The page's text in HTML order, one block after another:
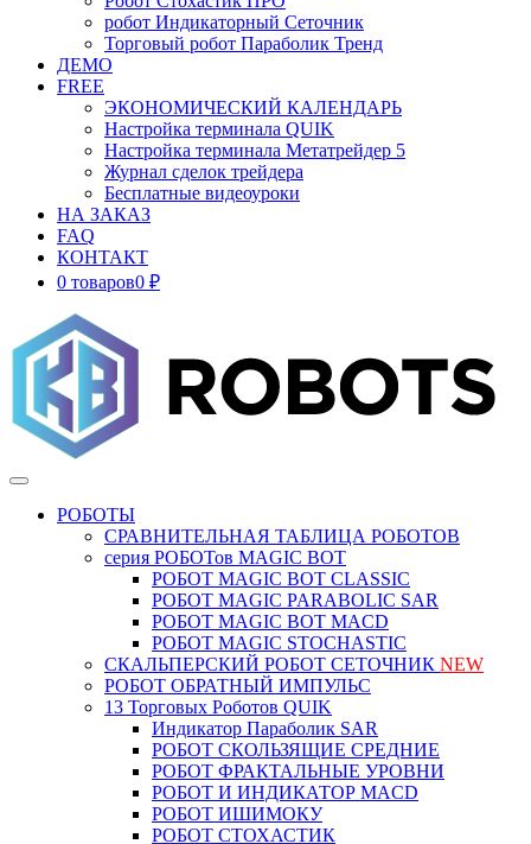
робот Индикаторный Сеточник
Торговый робот Параболик Тренд
ДЕМО
FREE
ЭКОНОМИЧЕСКИЙ КАЛЕНДАРЬ
Настройка терминала QUIK
Настройка терминала Метатрейдер 5
Журнал сделок трейдера
Бесплатные видеоуроки
НА ЗАКАЗ
FAQ
КОНТАКТ
0 товаров0 ₽
РОБОТЫ
СРАВНИТЕЛЬНАЯ ТАБЛИЦА РОБОТОВ
серия РОБОТов MAGIC BOT
РОБОТ MAGIC BOT CLASSIC
РОБОТ MAGIC PARABOLIC SAR
РОБОТ MAGIC BOT MACD
РОБОТ MAGIC STOCHASTIC
СКАЛЬПЕРСКИЙ РОБОТ СЕТОЧНИК NEW
РОБОТ ОБРАТНЫЙ ИМПУЛЬС
13 Торговых Роботов QUIK
Индикатор Параболик SAR
РОБОТ СКОЛЬЗЯЩИЕ СРЕДНИЕ
РОБОТ ФРАКТАЛЬНЫЕ УРОВНИ
РОБОТ И ИНДИКАТОР MACD
РОБОТ ИШИМОКУ
РОБОТ СТОХАСТИК